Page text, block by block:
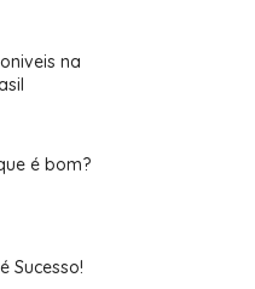
na
é bom?
Sucesso!